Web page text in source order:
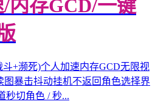
内存GCD/一键
+濒死)个人加速内存GCD无限视
暴击抖动挂机不返回角色选择界
秒切角色 / 秒...